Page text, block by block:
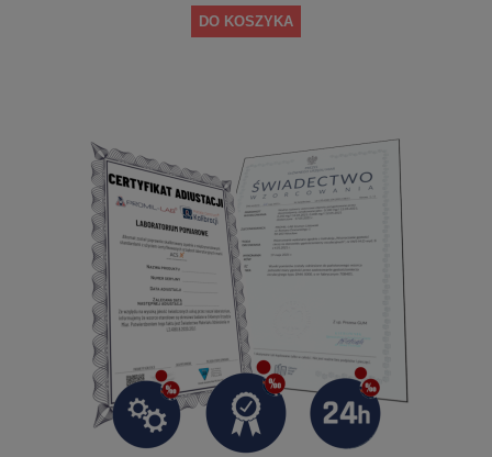
DO KOSZYKA